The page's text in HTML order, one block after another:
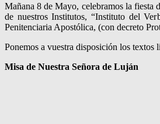
Mañana 8 de Mayo, celebramos la fiesta
de nuestros Institutos, “Instituto del
Penitenciaria Apostólica, (con decreto
Ponemos a vuestra disposición los textos
Misa de Nuestra Señora de Luján